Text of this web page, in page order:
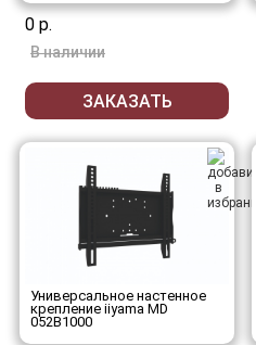
0 р.
В наличии
ЗАКАЗАТЬ
Универсальное настенное
крепление iiyama MD
052B1000